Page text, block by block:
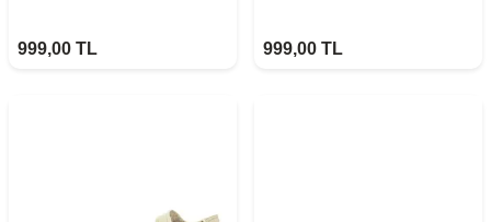
999,00 TL 999,00 TL